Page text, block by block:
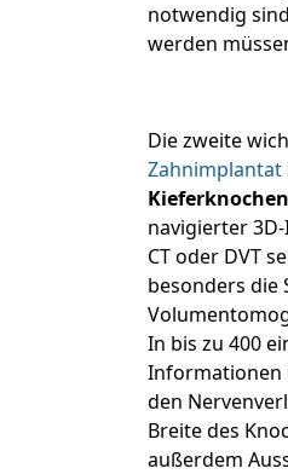
notwendig
werden
Die zweite
Zahnimplantat
Kieferknochen
navigierter
CT oder DVT
besonders die
In bis zu 400
Informationen
den
Breite des
außerdem